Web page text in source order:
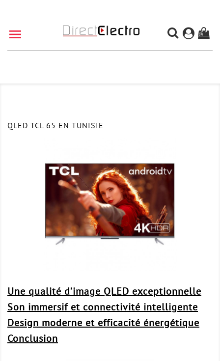
 (0)
QLED TCL 65 EN TUNISIE
Une qualité d’image QLED exceptionnelle
Son immersif et connectivité intelligente
Design moderne et efficacité énergétique
Conclusion